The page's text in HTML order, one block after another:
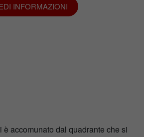
INFORMAZIONI
accomunato dal quadrante che si